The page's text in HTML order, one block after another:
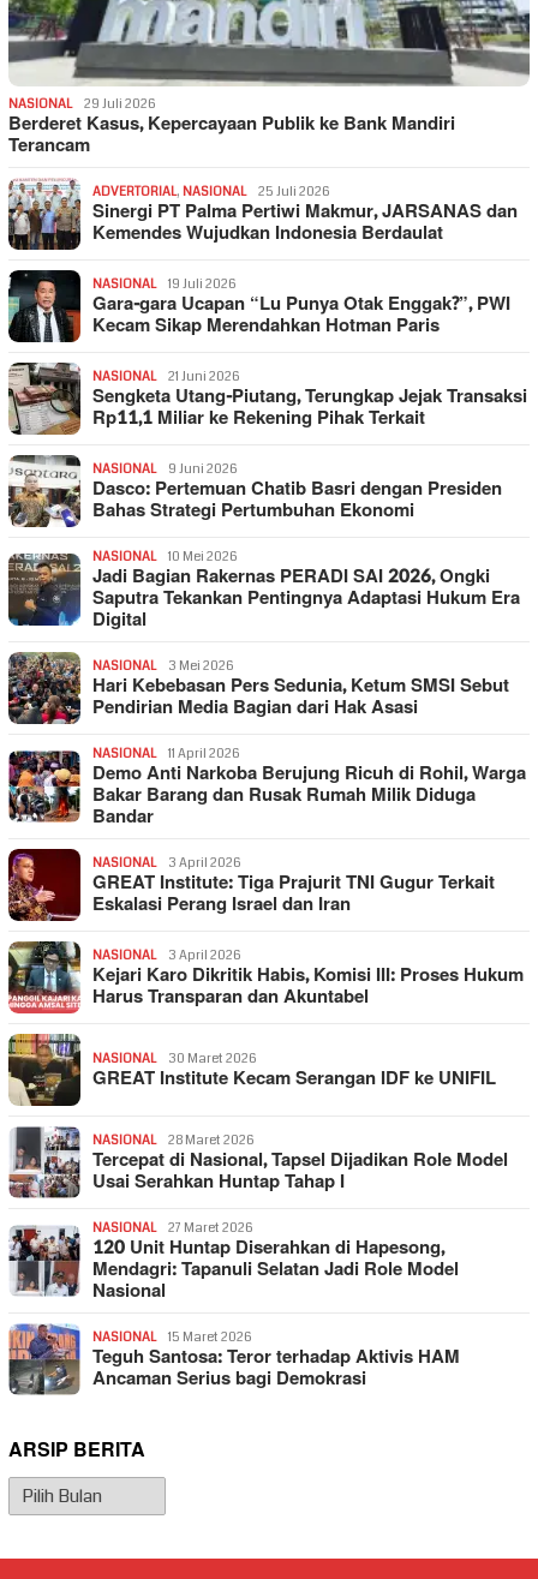
NASIONAL 29 Juli 2026
Berderet Kasus, Kepercayaan Publik ke Bank Mandiri
Terancam
ADVERTORIAL, NASIONAL 25 Juli 2026
Sinergi PT Palma Pertiwi Makmur, JARSANAS dan
Kemendes Wujudkan Indonesia Berdaulat
NASIONAL 19 Juli 2026
Gara-gara Ucapan “Lu Punya Otak Enggak?”, PWI
Kecam Sikap Merendahkan Hotman Paris
NASIONAL 21 Juni 2026
Sengketa Utang-Piutang, Terungkap Jejak Transaksi
Rp11,1 Miliar ke Rekening Pihak Terkait
NASIONAL 9 Juni 2026
Dasco: Pertemuan Chatib Basri dengan Presiden
Bahas Strategi Pertumbuhan Ekonomi
NASIONAL 10 Mei 2026
Jadi Bagian Rakernas PERADI SAI 2026, Ongki
Saputra Tekankan Pentingnya Adaptasi Hukum Era
Digital
NASIONAL 3 Mei 2026
Hari Kebebasan Pers Sedunia, Ketum SMSI Sebut
Pendirian Media Bagian dari Hak Asasi
NASIONAL 11 April 2026
Demo Anti Narkoba Berujung Ricuh di Rohil, Warga
Bakar Barang dan Rusak Rumah Milik Diduga
Bandar
NASIONAL 3 April 2026
GREAT Institute: Tiga Prajurit TNI Gugur Terkait
Eskalasi Perang Israel dan Iran
NASIONAL 3 April 2026
Kejari Karo Dikritik Habis, Komisi III: Proses Hukum
Harus Transparan dan Akuntabel
NASIONAL 30 Maret 2026
GREAT Institute Kecam Serangan IDF ke UNIFIL
NASIONAL 28 Maret 2026
Tercepat di Nasional, Tapsel Dijadikan Role Model
Usai Serahkan Huntap Tahap I
NASIONAL 27 Maret 2026
120 Unit Huntap Diserahkan di Hapesong,
Mendagri: Tapanuli Selatan Jadi Role Model
Nasional
NASIONAL 15 Maret 2026
Teguh Santosa: Teror terhadap Aktivis HAM
Ancaman Serius bagi Demokrasi
ARSIP BERITA
Arsip
Berita